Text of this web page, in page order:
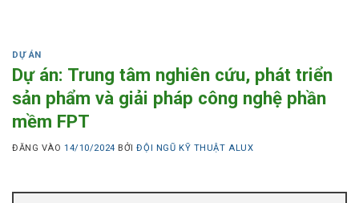
DỰ ÁN
Dự án: Trung tâm nghiên cứu, phát triển
sản phẩm và giải pháp công nghệ phần
mềm FPT
ĐĂNG VÀO14/10/2024 BỞIĐỘI NGŨ KỸ THUẬT ALUX